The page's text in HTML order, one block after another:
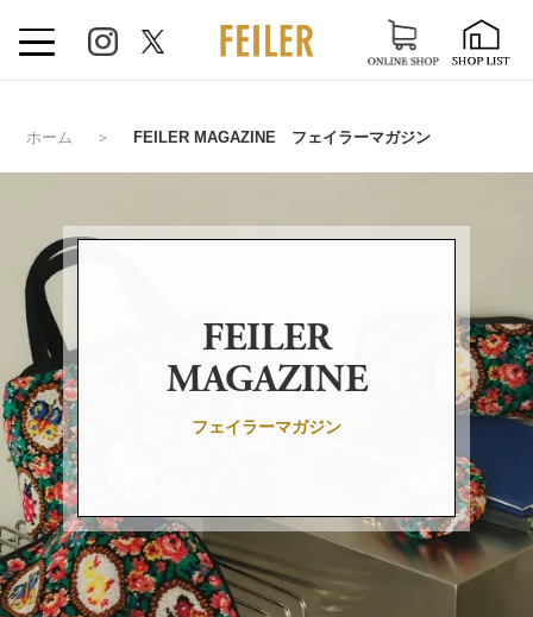
ホーム ＞ FEILER MAGAZINE フェイラーマガジン
FEILER
MAGAZINE
フェイラーマガジン